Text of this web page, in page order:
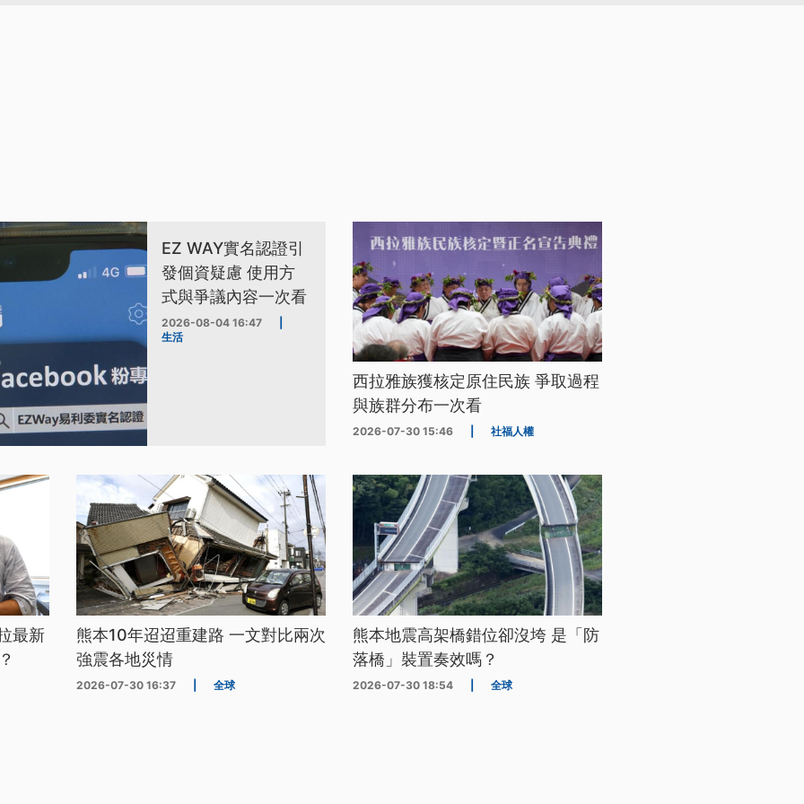
EZ WAY實名認證引
發個資疑慮 使用方
式與爭議內容一次看
2026-08-04 16:47
生活
西拉雅族獲核定原住民族 爭取過程
與族群分布一次看
2026-07-30 15:46 社福人權
最新
熊本10年迢迢重建路 一文對比兩次
強震各地災情
2026-07-30 16:37 全球
熊本地震高架橋錯位卻沒垮 是「防
落橋」裝置奏效嗎？
2026-07-30 18:54 全球